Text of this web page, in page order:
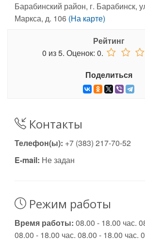
Барабинский район, г. Барабинск,
Маркса, д. 106 (На карте)
Рейтинг
0 из5. Оценок: 0.
Поделиться
Контакты
Телефон(ы): +7 (383) 217-70-52
E-mail: Не задан
Режим работы
Время работы: 08.00 - 18.00 час.
08.00 - 18.00 час. 08.00 - 18.00 час.